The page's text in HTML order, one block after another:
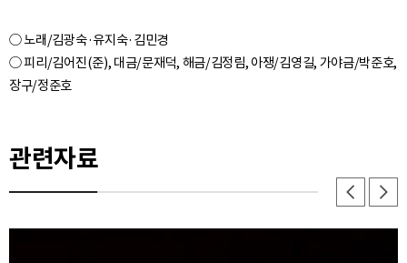
○ 노래/김광숙·유지숙·김민경
○ 피리/김어진(준), 대금/문재덕, 해금/김정림, 아쟁/김영길, 가야금/박준호,
관련자료